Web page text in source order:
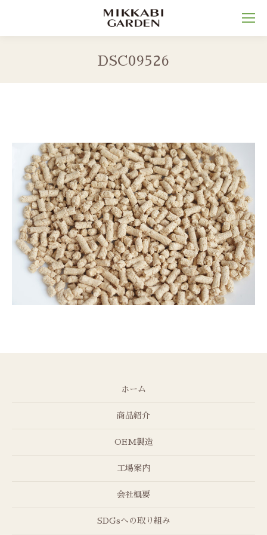
DSC09526
You are here:
ホーム
商品紹介
OEM製造
工場案内
会社概要
SDGsへの取り組み